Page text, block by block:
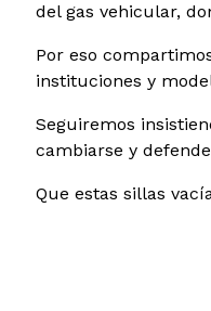
del gas vehicular,
Por eso
instituciones y
Seguiremos
cambiarse y
Que estas sillas